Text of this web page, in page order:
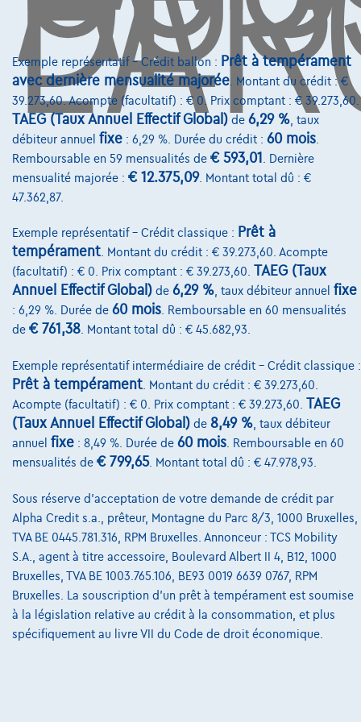
Exemple représentatif – Crédit ballon : Prêt à tempérament
avec dernière mensualité majorée . Montant du crédit : €
39.273,60. Acompte (facultatif) : € 0. Prix comptant : € 39.273,60.
TAEG (Taux Annuel Effectif Global) de 6,29 % , taux
débiteur annuel fixe : 6,29 %. Durée du crédit : 60 mois
Remboursable en 59 mensualités de € 593,01
. Dernière
mensualité majorée : € 12.375,09. Montant total dû : €
47.362,87.
Exemple représentatif – Crédit classique : Prêt à
tempérament. Montant du crédit : € 39.273,60. Acompte
(facultatif) : € 0. Prix comptant : € 39.273,60.
TAEG (Taux
Annuel Effectif Global) de 6,29 %, taux débiteur annuel fixe
: 6,29 %. Durée de 60 mois. Remboursable en 60 mensualités
de € 761,38. Montant total dû : € 45.682,93.
Exemple représentatif intermédiaire de crédit – Crédit classique :
Prêt à tempérament. Montant du crédit : € 39.273,60.
Acompte (facultatif) : € 0. Prix comptant : € 39.273,60.
TAEG
(Taux Annuel Effectif Global) de 8,49 %, taux débiteur
annuel fixe : 8,49 %. Durée de 60 mois. Remboursable en 60
mensualités de € 799,65. Montant total dû : € 47.978,93.
Sous réserve d'acceptation de votre demande de crédit par
Alpha Credit s.a., prêteur, Montagne du Parc 8/3, 1000 Bruxelles,
TVA BE 0445.781.316, RPM Bruxelles. Annonceur : TCS Mobility
S.A., agent à titre accessoire, Boulevard Albert II 4, B12, 1000
Bruxelles, TVA BE 1003.765.106, BE93 0019 6639 0767, RPM
Bruxelles. La souscription d'un prêt à tempérament est soumise
à la législation relative au crédit à la consommation, et plus
spécifiquement au livre VII du Code de droit économique.
Assurance auto
Leasing
Sur Nous
Devenez client
Qui nous sommes
Charte de qualité
Nos dealers
Nos partenaires
Notre équipe
Contact
@2024 TCS Mobility SA/NV Copyright
Conditions Générales
Conditions d'assistance
Protection Des Données
Politique Des Cookies
Charte de qualité
Login